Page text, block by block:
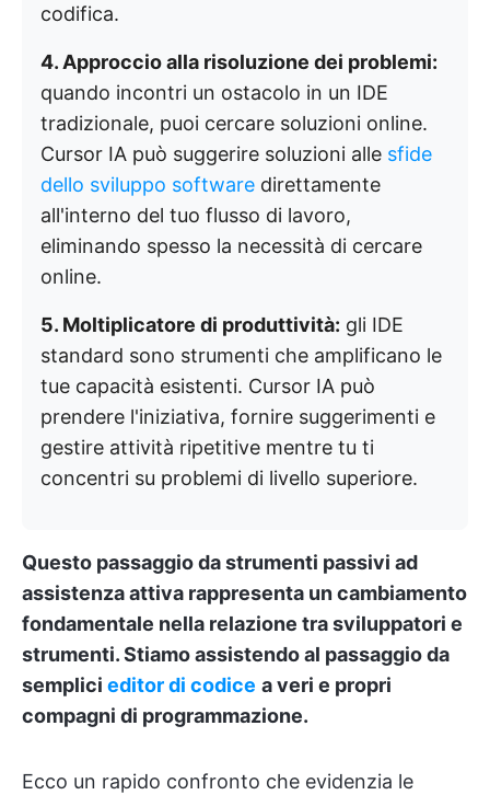
codifica.
4. Approccio alla risoluzione dei problemi:
quando incontri un ostacolo in un IDE
tradizionale, puoi cercare soluzioni online.
Cursor IA può suggerire soluzioni alle sfide
dello sviluppo software direttamente
all'interno del tuo flusso di lavoro,
eliminando spesso la necessità di cercare
online.
5. Moltiplicatore di produttività: gli IDE
standard sono strumenti che amplificano le
tue capacità esistenti. Cursor IA può
prendere l'iniziativa, fornire suggerimenti e
gestire attività ripetitive mentre tu ti
concentri su problemi di livello superiore.
Questo passaggio da strumenti passivi ad
assistenza attiva rappresenta un cambiamento
fondamentale nella relazione tra sviluppatori e
strumenti. Stiamo assistendo al passaggio da
semplici editor di codice a veri e propri
compagni di programmazione.
Ecco un rapido confronto che evidenzia le